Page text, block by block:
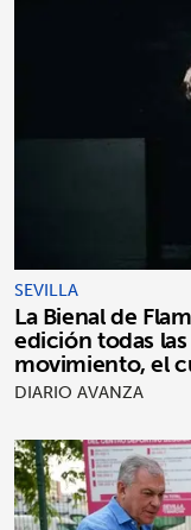
SEVILLA
La Bienal de
edición todas
movimiento, el
DIARIO AVANZA